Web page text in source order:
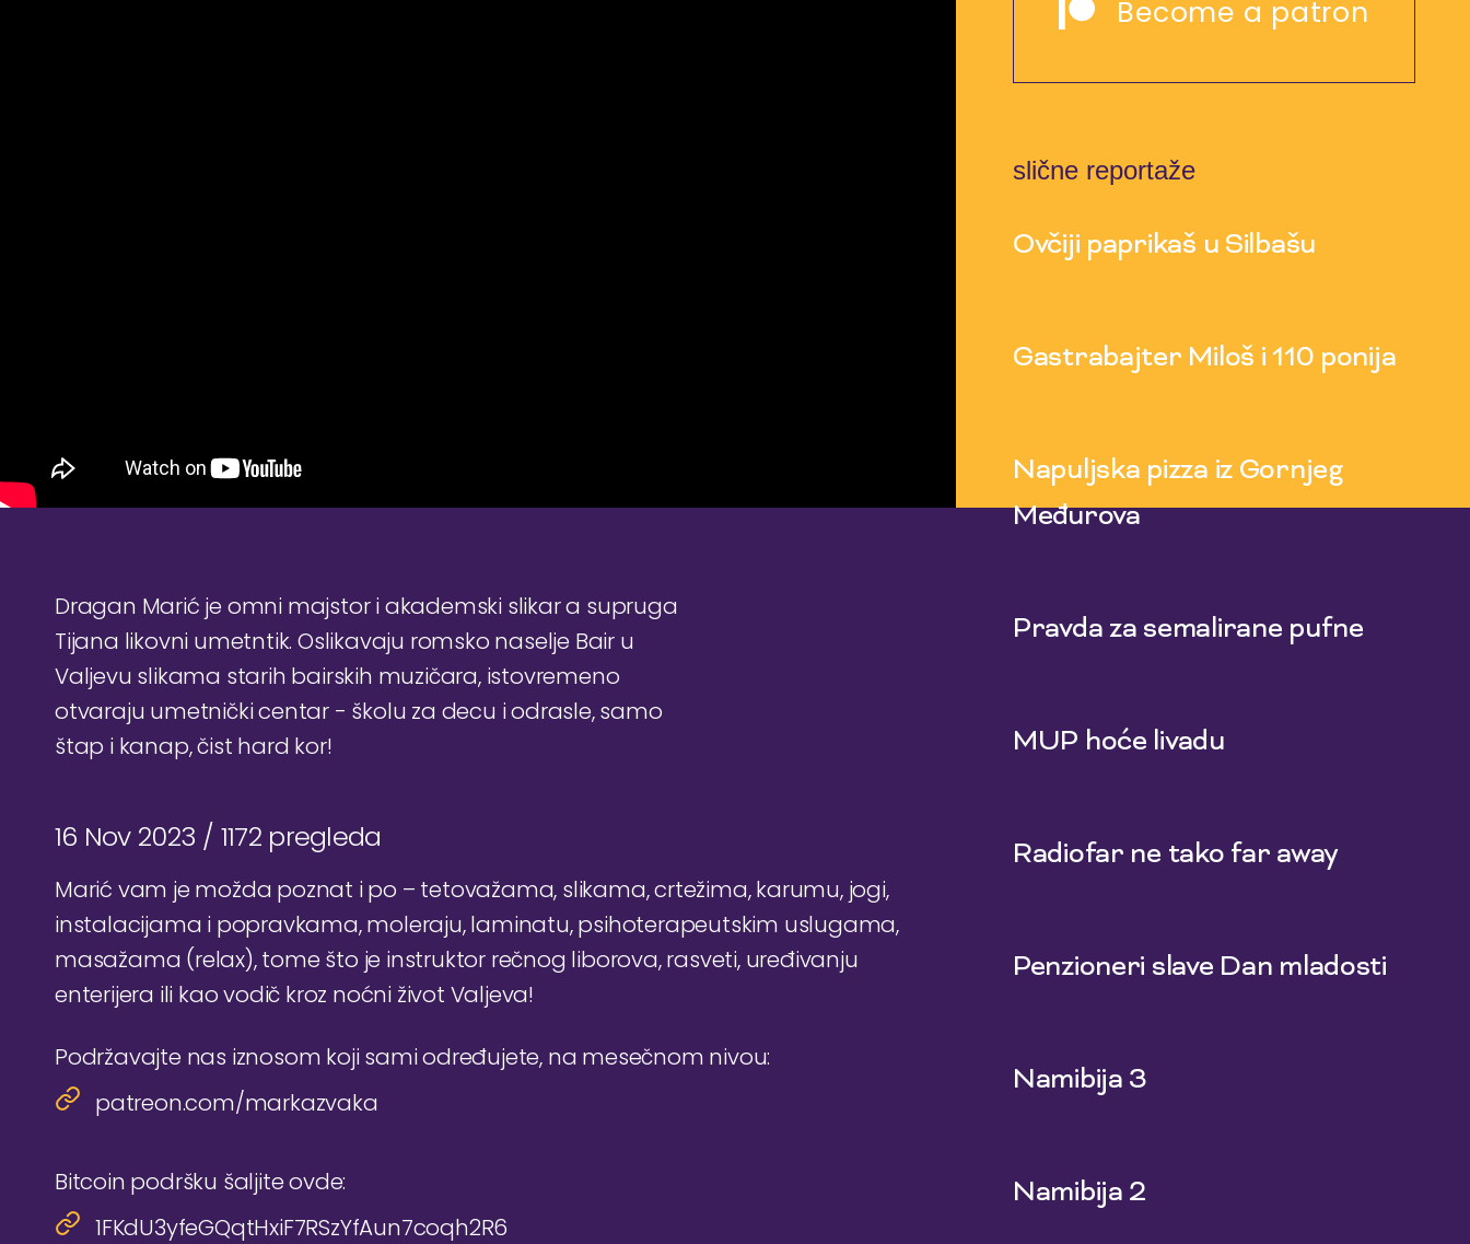
Dragan Marić je omni majstor i akademski slikar a supruga
Tijana likovni umetntik. Oslikavaju romsko naselje Bair u
Valjevu slikama starih bairskih muzičara, istovremeno
otvaraju umetnički centar - školu za decu i odrasle, samo
štap i kanap, čist hard kor!
16 Nov 2023 / 1172 pregleda
Marić vam je možda poznat i po – tetovažama, slikama, crtežima, karumu, jogi,
instalacijama i popravkama, moleraju, laminatu, psihoterapeutskim uslugama,
masažama (relax), tome što je instruktor rečnog liborova, rasveti, uređivanju
enterijera ili kao vodič kroz noćni život Valjeva!
Podržavajte nas iznosom koji sami određujete, na mesečnom nivou:
patreon.com/markazvaka
Bitcoin podršku šaljite ovde:
1FKdU3yfeGQqtHxiF7RSzYfAun7coqh2R6
Become a patron
slične reportaže
Ovčiji paprikaš u Silbašu
Gastrabajter Miloš i 110 ponija
Napuljska pizza iz Gornjeg
Međurova
Pravda za semalirane pufne
MUP hoće livadu
Radiofar ne tako far away
Penzioneri slave Dan mladosti
Namibija 3
Namibija 2